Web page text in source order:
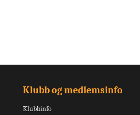
Klubb og medlemsinfo
Klubbinfo